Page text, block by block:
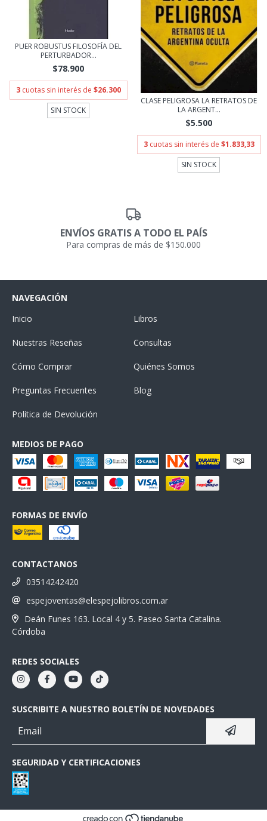
PUER ROBUSTUS FILOSOFÍA DEL
PERTURBADOR...
$78.900
3 cuotas sin interés de $26.300
SIN STOCK
CLASE PELIGROSA LA RETRATOS DE
LA ARGENT...
$5.500
3 cuotas sin interés de $1.833,33
SIN STOCK
ENVÍOS GRATIS A TODO EL PAÍS
Para compras de más de $150.000
NAVEGACIÓN
Inicio
Libros
Nuestras Reseñas Consultas
Cómo Comprar Quiénes Somos
Preguntas Frecuentes Blog
Política de Devolución
MEDIOS DE PAGO
FORMAS DE ENVÍO
CONTACTANOS
03514242420
espejoventas@elespejolibros.com.ar
Deán Funes 163. Local 4 y 5. Paseo Santa Catalina.
Córdoba
REDES SOCIALES
SUSCRIBITE A NUESTRO BOLETÍN DE NOVEDADES
SEGURIDAD Y CERTIFICACIONES